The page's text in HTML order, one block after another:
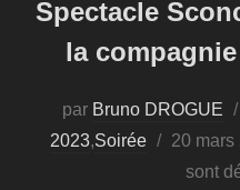
Spectacle
la
par Bruno DROGUE
2023,Soirée
Publié
20 mars
sont